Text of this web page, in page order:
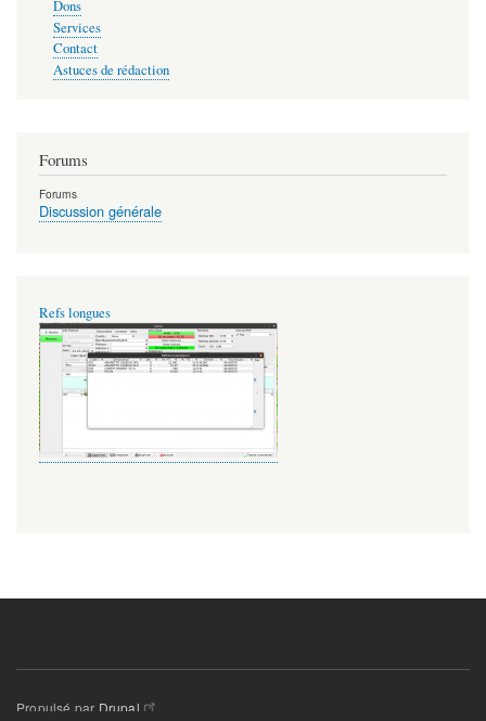
Dons
Services
Contact
Astuces de rédaction
Forums
Forums
Discussion générale
Refs longues
Propulsé par Drupal